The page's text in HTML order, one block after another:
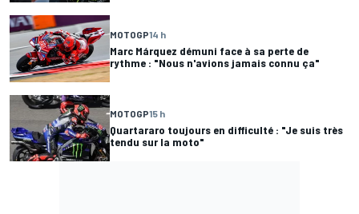
MOTOGP14 h
Marc Márquez démuni face à sa perte de
rythme : "Nous n'avions jamais connu ça"
MOTOGP15 h
Quartararo toujours en difficulté : "Je suis très
tendu sur la moto"